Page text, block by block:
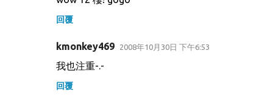
回覆
kmonkey469 2008年10月30日 下午6:53
我也注重-.-
回覆